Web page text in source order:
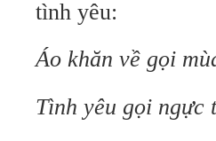
tình yêu:
Áo khăn về gọi
Tình yêu gọi ngực